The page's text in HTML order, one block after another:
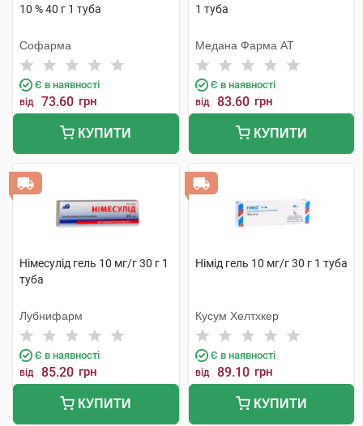
10 % 40 г 1 туба
Софарма
Є в наявності
від 73.60 грн
КУПИТИ
1 туба
Медана Фарма АТ
Є в наявності
від 83.60 грн
КУПИТИ
Німесулід гель 10 мг/г 30 г 1
туба
Лубнифарм
Є в наявності
від 85.20 грн
КУПИТИ
Німід гель 10 мг/г 30 г 1 туба
Кусум Хелтхкер
Є в наявності
від 89.10 грн
КУПИТИ